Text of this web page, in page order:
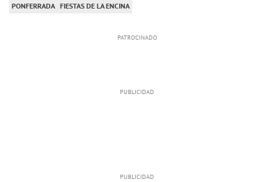
PONFERRADA FIESTAS DE LA ENCINA